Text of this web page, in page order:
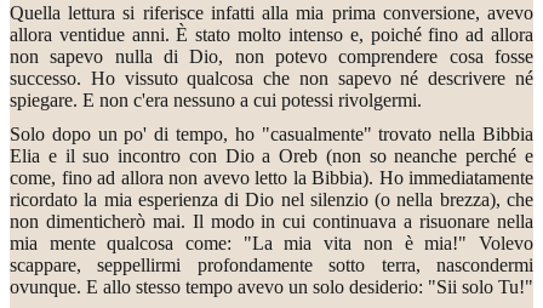
Quella lettura si riferisce infatti alla mia prima conversione, avevo
allora ventidue anni. È stato molto intenso e, poiché fino ad allora
non sapevo nulla di Dio, non potevo comprendere cosa fosse
successo. Ho vissuto qualcosa che non sapevo né descrivere né
spiegare. E non c'era nessuno a cui potessi rivolgermi.
Solo dopo un po' di tempo, ho "casualmente" trovato nella Bibbia
Elia e il suo incontro con Dio a Oreb (non so neanche perché e
come, fino ad allora non avevo letto la Bibbia). Ho immediatamente
ricordato la mia esperienza di Dio nel silenzio (o nella brezza), che
non dimenticherò mai. Il modo in cui continuava a risuonare nella
mia mente qualcosa come: "La mia vita non è mia!" Volevo
scappare, seppellirmi profondamente sotto terra, nascondermi
ovunque. E allo stesso tempo avevo un solo desiderio: "Sii solo Tu!"